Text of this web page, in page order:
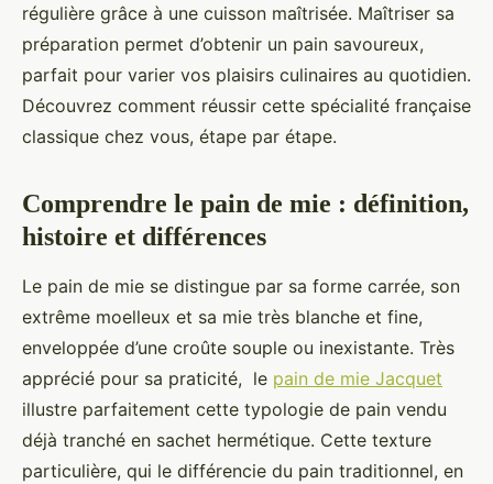
régulière grâce à une cuisson maîtrisée. Maîtriser sa
préparation permet d’obtenir un pain savoureux,
parfait pour varier vos plaisirs culinaires au quotidien.
Découvrez comment réussir cette spécialité française
classique chez vous, étape par étape.
Comprendre le pain de mie : définition,
histoire et différences
Le pain de mie se distingue par sa forme carrée, son
extrême moelleux et sa mie très blanche et fine,
enveloppée d’une croûte souple ou inexistante. Très
apprécié pour sa praticité, le pain de mie Jacquet
illustre parfaitement cette typologie de pain vendu
déjà tranché en sachet hermétique. Cette texture
particulière, qui le différencie du pain traditionnel, en